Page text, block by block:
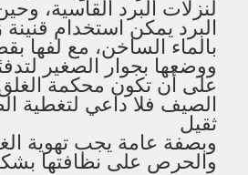
لنزلات البرد القاسية،
البرد يمكن استخدام
بالماء الساخن، مع لفها
ووضعها بجوار الصغير
على أن تكون محكمة
الصيف فلا داعي لتغطية
ثقيل
وبصفة عامة يجب تهوية
والحرص على نظافتها